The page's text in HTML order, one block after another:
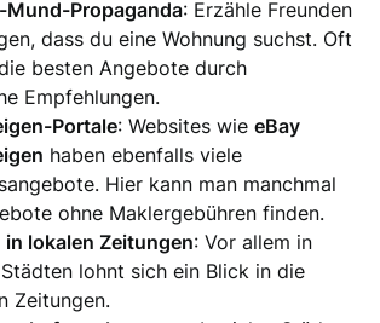
Propaganda: Erzähle Freunden
dass du eine Wohnung suchst. Oft
besten Angebote durch
Empfehlungen.
Portale: Websites wieeBay
haben ebenfalls viele
Hier kann man manchmal
ohne Maklergebühren finden.
in lokalen Zeitungen: Vor allem in
lohnt sich ein Blick in die
Zeitungen.